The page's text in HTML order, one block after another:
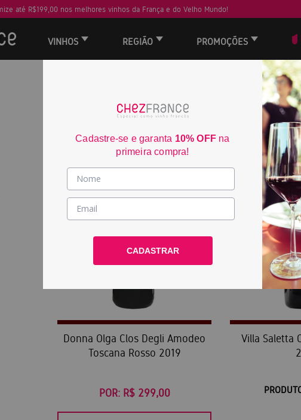
até R$199,00 nos melhores vinhos da França e do Velho Mundo!
VINHOS REGIÃO PROMOÇÕES
Donna Olga Clos Degli Amodeo
Toscana Rosso 2019
POR: R$ 299,00
93
Villa Saletta
Cadastre-se e garanta 10% OFF na
primeira compra!
CADASTRAR